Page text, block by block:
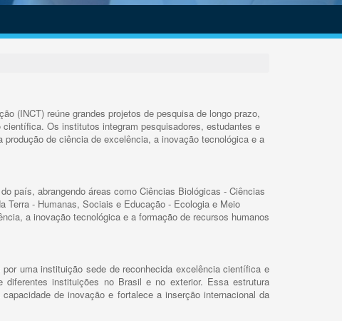
(INCT) reúne grandes projetos de pesquisa de longo prazo,
Os institutos integram pesquisadores, estudantes e
de ciência de excelência, a inovação tecnológica e a
país, abrangendo áreas como Ciências Biológicas - Ciências
Terra - Humanas, Sociais e Educação - Ecologia e Meio
a inovação tecnológica e a formação de recursos humanos
uma instituição sede de reconhecida excelência científica e
instituições no Brasil e no exterior. Essa estrutura
de inovação e fortalece a inserção internacional da